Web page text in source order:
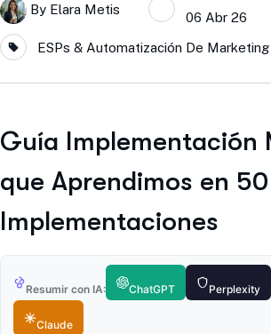
By Elara Metis
06 Abr 26
ESPs & Automatización De Marketing
Guía Implementación
que Aprendimos en 50
Implementaciones
Resumir con IA: ChatGPT Perplexity
Claude